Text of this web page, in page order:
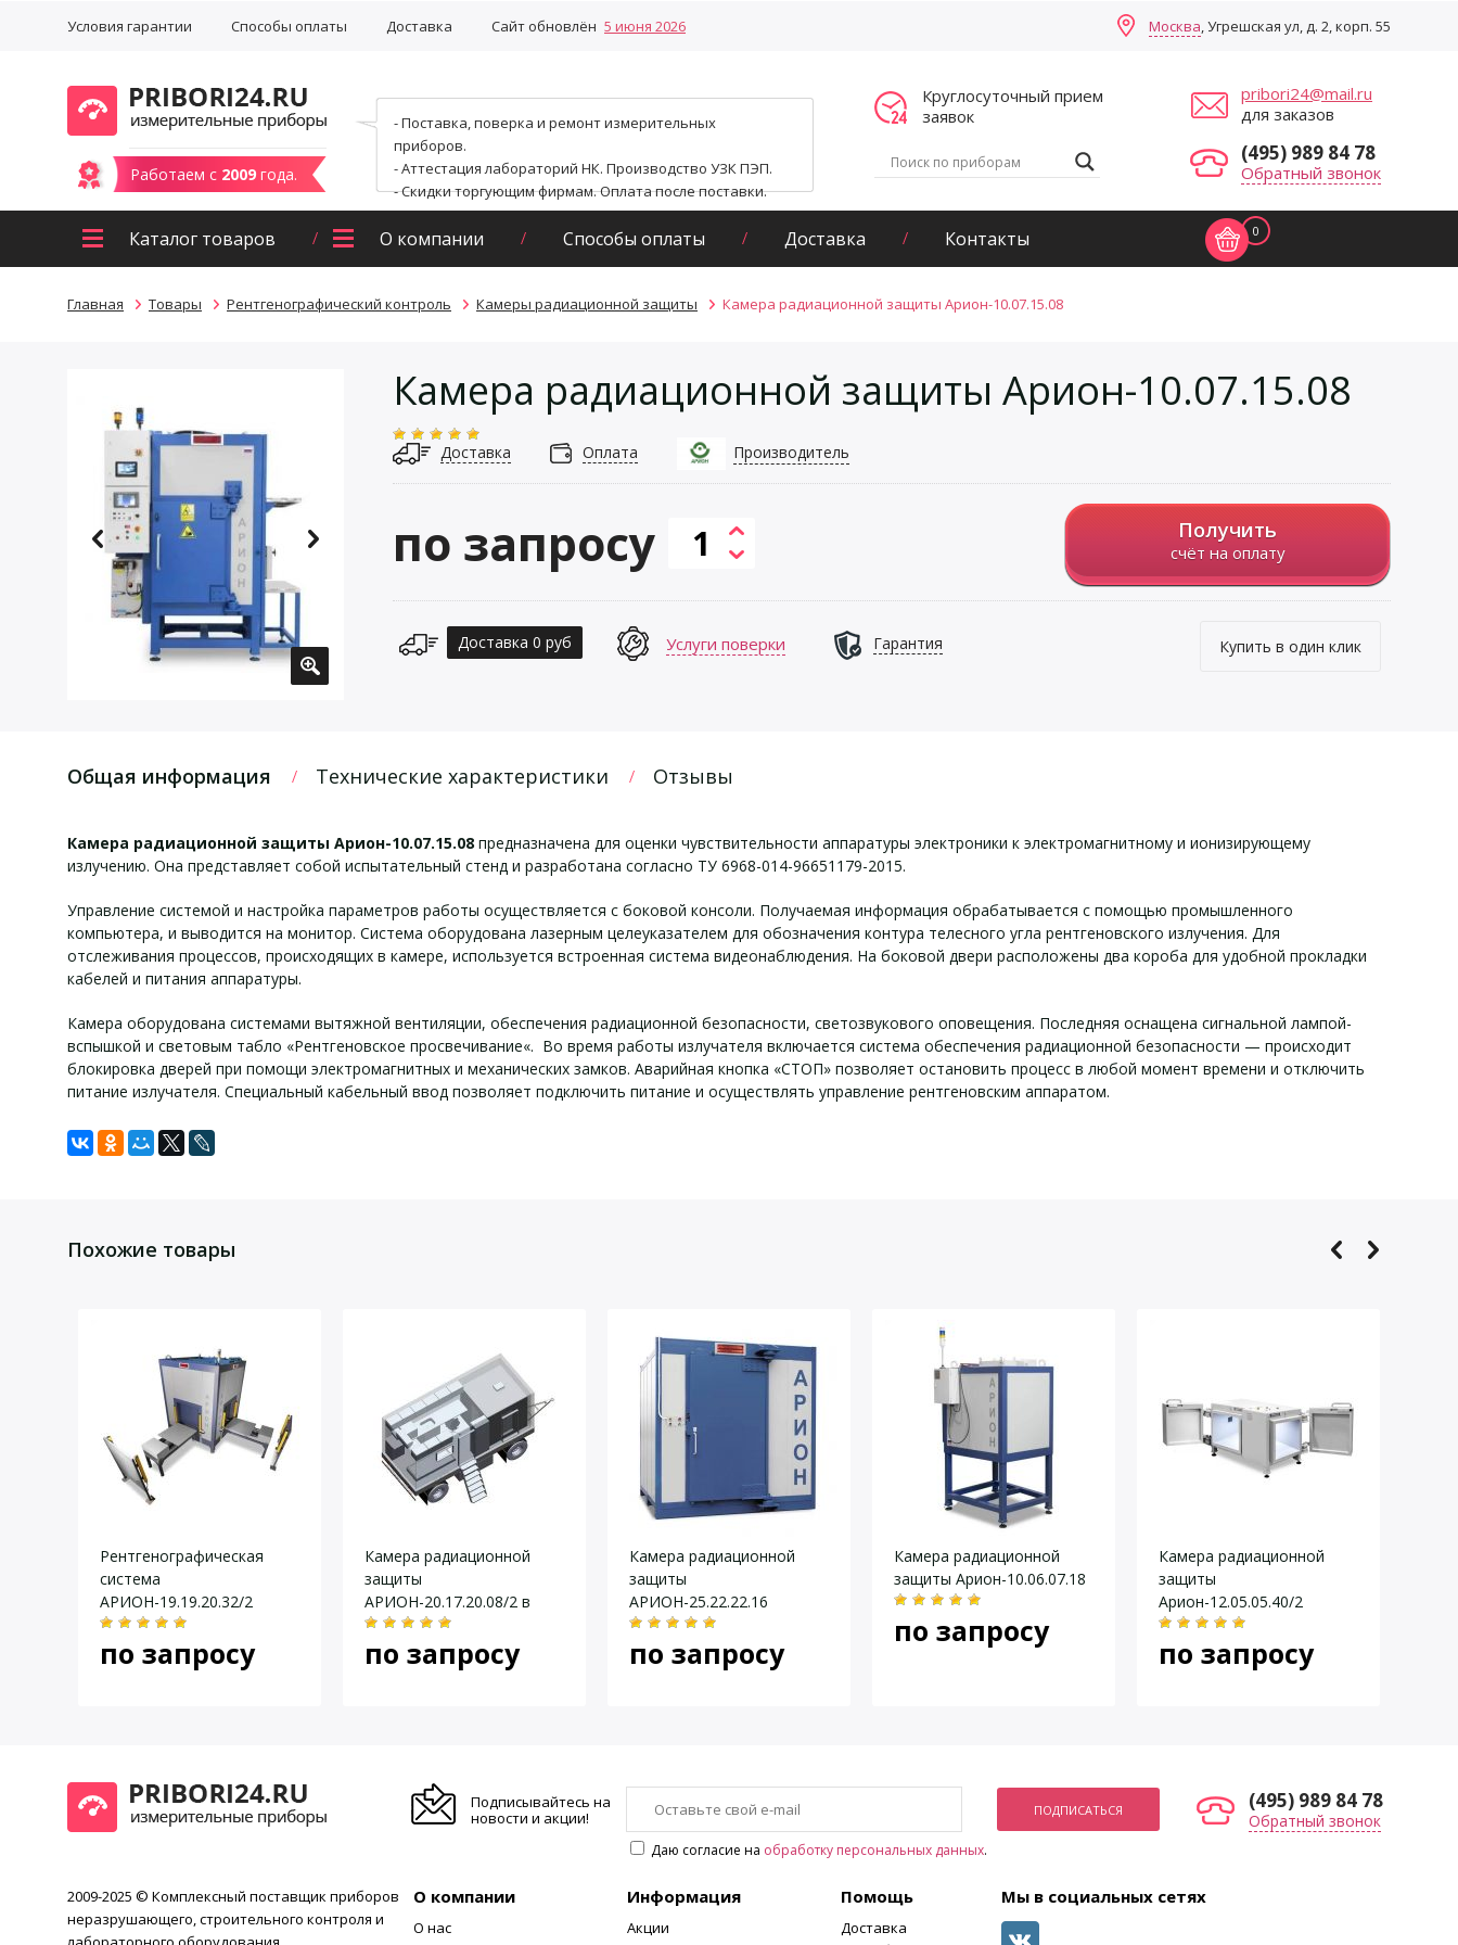
Условия гарантии Способы оплаты Доставка Сайт обновлён 5 июня 2026 Москва, Угрешская ул, д. 2, корп. 55
Работаем с 2009 года.
- Поставка, поверка и ремонт измерительных
приборов.
- Аттестация лабораторий НК. Производство УЗК ПЭП.
- Скидки торгующим фирмам. Оплата после поставки.
Круглосуточный прием
заявок
pribori24@mail.ru
для заказов
(495) 989 84 78
Обратный звонок
Каталог товаров О компании Способы оплаты Доставка Контакты 0
Главная Товары Рентгенографический контроль Камеры радиационной защиты Камера радиационной защиты Арион-10.07.15.08
Камера радиационной защиты Арион-10.07.15.08
Доставка Оплата Производитель
по запросу Получить
счёт на оплату
Купить в один клик
Доставка 0 руб Услуги поверки Гарантия
Общая информация Технические характеристики Отзывы
Камера радиационной защиты Арион-10.07.15.08 предназначена для оценки чувствительности аппаратуры электроники к электромагнитному и ионизирующему
излучению. Она представляет собой испытательный стенд и разработана согласно ТУ 6968-014-96651179-2015.
Управление системой и настройка параметров работы осуществляется с боковой консоли. Получаемая информация обрабатывается с помощью промышленного
компьютера, и выводится на монитор. Система оборудована лазерным целеуказателем для обозначения контура телесного угла рентгеновского излучения. Для
отслеживания процессов, происходящих в камере, используется встроенная система видеонаблюдения. На боковой двери расположены два короба для удобной прокладки
кабелей и питания аппаратуры.
Камера оборудована системами вытяжной вентиляции, обеспечения радиационной безопасности, светозвукового оповещения. Последняя оснащена сигнальной лампой-
вспышкой и световым табло «Рентгеновское просвечивание«. Во время работы излучателя включается система обеспечения радиационной безопасности — происходит
блокировка дверей при помощи электромагнитных и механических замков. Аварийная кнопка «СТОП» позволяет остановить процесс в любой момент времени и отключить
питание излучателя. Специальный кабельный ввод позволяет подключить питание и осуществлять управление рентгеновским аппаратом.
Общая потребляемая мощность, кВт
Габаритные размеры стенда (Ш х Г х В), мм
Масса стенда в сборе, кг
Генератор высокого напряжения, тип
XRG 160-1.6 SI
Максимальная выходная мощность генератора, Вт
1600
Диапазон регулировки выходного напряжения генератора, кВ
Выходной ток генератора, мА
Максимальная мощность излучателя, Вт
640/1600
Раскрытие поля излучения на предметном столе в нижней точке / в верхней точке, мм
d=66/d=500
Диапазон вертикального перемещения излучателя, мм
0 ÷ 1000
Диаметр предметного стола, мм
350
Максимальная грузоподъемность стола, кг
Даю согласие на обработку персональных данных.
Похожие товары
Рентгенографическая
система
АРИОН-19.19.20.32/2
по запросу
Камера радиационной
защиты
АРИОН-20.17.20.08/2 в
составе мобильной
лаборатории
по запросу
Камера радиационной
защиты
АРИОН-25.22.22.16
по запросу
Камера радиационной
защиты Арион-10.06.07.18
по запросу
Камера радиационной
защиты
Арион-12.05.05.40/2
по запросу
Подписывайтесь на
новости и акции!
Даю согласие на обработку персональных данных.
(495) 989 84 78
Обратный звонок
2009-2025 © Комплексный поставщик приборов
неразрушающего, строительного контроля и
О компании
О нас
Информация
Акции
Помощь
Доставка
Мы в социальных сетях